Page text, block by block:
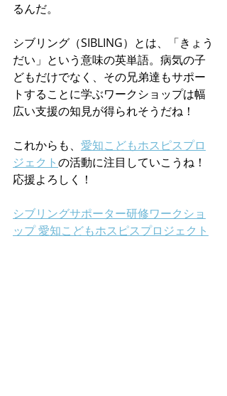
るんだ。
シブリング（SIBLING）とは、「きょう
だい」という意味の英単語。病気の子
どもだけでなく、その兄弟達もサポー
トすることに学ぶワークショップは幅
広い支援の知見が得られそうだね！
これからも、 愛知こどもホスピスプロ
ジェクトの活動に注目していこうね！
応援よろしく！
シブリングサポーター研修ワークショ
ップ 愛知こどもホスピスプロジェクト